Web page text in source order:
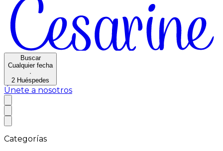
Buscar
Cualquier fecha
·
2 Huéspedes
Únete a nosotros
Categorías